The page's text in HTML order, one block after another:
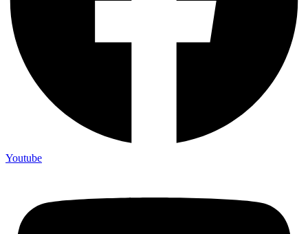
Youtube